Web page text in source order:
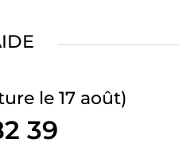
le 17 août)
39